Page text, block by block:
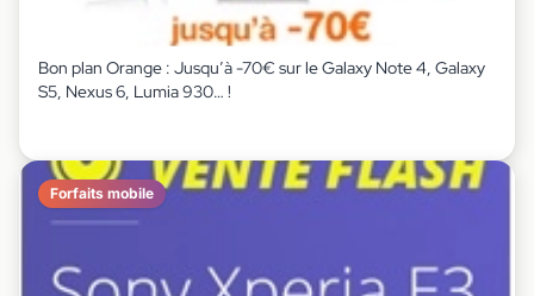
Bon plan Orange : Jusqu’à -70€ sur le Galaxy Note 4, Galaxy
S5, Nexus 6, Lumia 930… !
Forfaits mobile